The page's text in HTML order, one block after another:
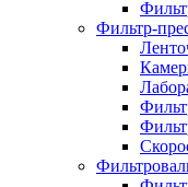
Фильтр-